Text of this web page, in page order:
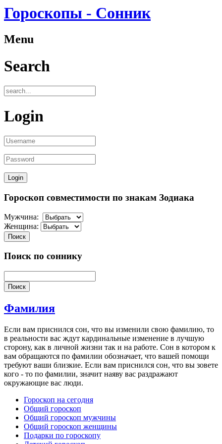
Гороскопы - Сонник
Menu
Search
Login
Гороскоп совместимости по знакам Зодиака
Мужчина:
Женщина:
Поиск
Поиск по соннику
Поиск
Фамилия
Если вам приснился сон, что вы изменили свою фамилию, то
в реальности вас ждут кардинальные изменение в лучшую
сторону, как в личной жизни так и на работе. Сон в котором к
вам обращаются по фамилии обозначает, что вашей помощи
требуют ваши близкие. Если вам приснился сон, что вы зовете
кого - то по фамилии, значит наяву вас раздражают
окружающие вас люди.
Гороскоп на сегодня
Общий гороскоп
Общий гороскоп мужчины
Общий гороскоп женщины
Подарки по гороскопу